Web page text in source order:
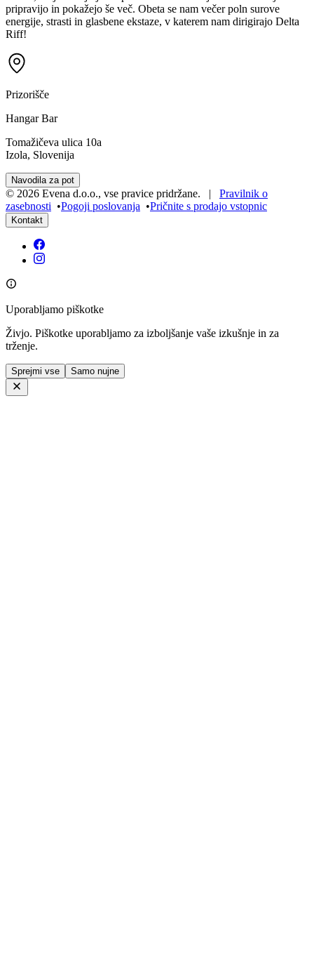
pripravijo in pokažejo še več. Obeta se nam večer poln surove
energije, strasti in glasbene ekstaze, v katerem nam dirigirajo Delta
Riff!
Prizorišče
Hangar Bar
Tomažičeva ulica 10a
Izola, Slovenija
Navodila za pot
© 2026 Evena d.o.o., vse pravice pridržane. | Pravilnik o
zasebnosti •Pogoji poslovanja •Pričnite s prodajo vstopnic
Kontakt
Uporabljamo piškotke
Živjo. Piškotke uporabljamo za izboljšanje vaše izkušnje in za
trženje.
Sprejmi vse Samo nujne